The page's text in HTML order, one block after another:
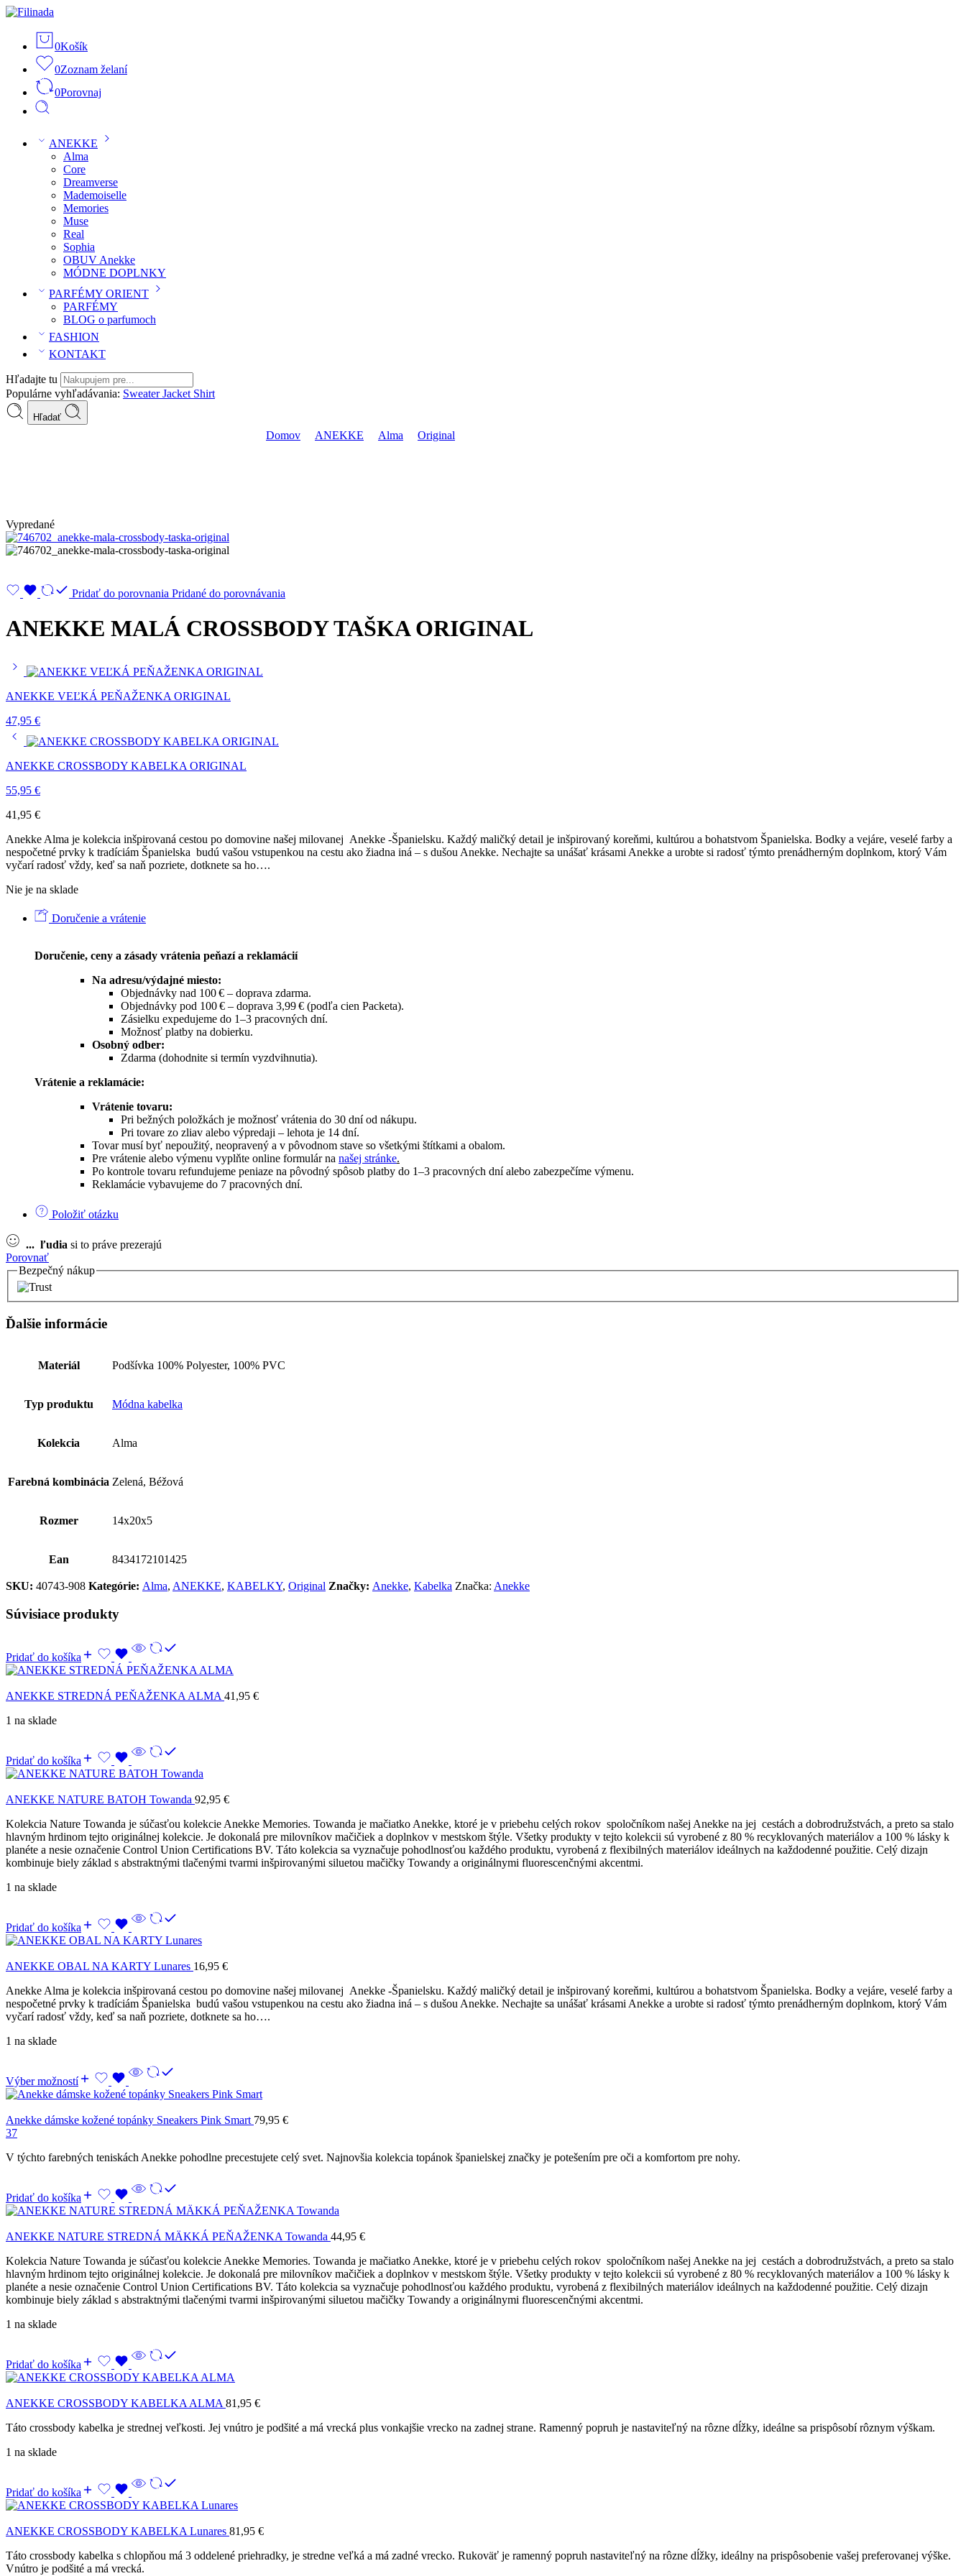
0Košík
0Zoznam želaní
0Porovnaj
ANEKKE
Alma
Core
Dreamverse
Mademoiselle
Memories
Muse
Real
Sophia
OBUV Anekke
MÓDNE DOPLNKY
PARFÉMY ORIENT
PARFÉMY
BLOG o parfumoch
FASHION
KONTAKT
Hľadajte tu
Populárne vyhľadávania: SweaterJacket Shirt
Hľadať
Domov ANEKKE Alma Original
Vypredané
Pridať do porovnania Pridané do porovnávania
ANEKKE MALÁ CROSSBODY TAŠKA ORIGINAL
ANEKKE VEĽKÁ PEŇAŽENKA ORIGINAL
47,95 €
ANEKKE CROSSBODY KABELKA ORIGINAL
55,95 €
41,95 €
Anekke Alma je kolekcia inšpirovaná cestou po domovine našej milovanej Anekke -Španielsku. Každý maličký detail je inšpirovaný koreňmi, kultúrou a bohatstvom Španielska. Bodky a vejáre, veselé farby a
nespočetné prvky k tradíciám Španielska budú vašou vstupenkou na cestu ako žiadna iná – s dušou Anekke. Nechajte sa unášať krásami Anekke a urobte si radosť týmto prenádherným doplnkom, ktorý Vám
vyčarí radosť vždy, keď sa naň pozriete, dotknete sa ho….
Nie je na sklade
Doručenie a vrátenie
Doručenie, ceny a zásady vrátenia peňazí a reklamácií
Na adresu/výdajné miesto:
Objednávky nad 100 € – doprava zdarma.
Objednávky pod 100 € – doprava 3,99 € (podľa cien Packeta).
Zásielku expedujeme do 1–3 pracovných dní.
Možnosť platby na dobierku.
Osobný odber:
Zdarma (dohodnite si termín vyzdvihnutia).
Vrátenie a reklamácie:
Vrátenie tovaru:
Pri bežných položkách je možnosť vrátenia do 30 dní od nákupu.
Pri tovare zo zliav alebo výpredaji – lehota je 14 dní.
Tovar musí byť nepoužitý, neopravený a v pôvodnom stave so všetkými štítkami a obalom.
Pre vrátenie alebo výmenu vyplňte online formulár na našej stránke.
Po kontrole tovaru refundujeme peniaze na pôvodný spôsob platby do 1–3 pracovných dní alebo zabezpečíme výmenu.
Reklamácie vybavujeme do 7 pracovných dní.
Položiť otázku
... ľudia si to práve prezerajú
Porovnať
Bezpečný nákup
Ďalšie informácie
Materiál Podšívka 100% Polyester, 100% PVC
Typ produktu Módna kabelka
Kolekcia Alma
Farebná kombinácia Zelená, Béžová
Rozmer 14x20x5
Ean 8434172101425
SKU: 40743-908 Kategórie: Alma, ANEKKE, KABELKY, Original Značky: Anekke, Kabelka Značka: Anekke
Súvisiace produkty
Pridať do košíka
ANEKKE STREDNÁ PEŇAŽENKA ALMA 41,95 €
1 na sklade
Pridať do košíka
ANEKKE NATURE BATOH Towanda 92,95 €
Kolekcia Nature Towanda je súčasťou kolekcie Anekke Memories. Towanda je mačiatko Anekke, ktoré je v priebehu celých rokov spoločníkom našej Anekke na jej cestách a dobrodružstvách, a preto sa stalo
hlavným hrdinom tejto originálnej kolekcie. Je dokonalá pre milovníkov mačičiek a doplnkov v mestskom štýle. Všetky produkty v tejto kolekcii sú vyrobené z 80 % recyklovaných materiálov a 100 % lásky k
planéte a nesie označenie Control Union Certifications BV. Táto kolekcia sa vyznačuje pohodlnosťou každého produktu, vyrobená z flexibilných materiálov ideálnych na každodenné použitie. Celý dizajn
kombinuje biely základ s abstraktnými tlačenými tvarmi inšpirovanými siluetou mačičky Towandy a originálnymi fluorescenčnými akcentmi.
1 na sklade
Pridať do košíka
ANEKKE OBAL NA KARTY Lunares 16,95 €
Anekke Alma je kolekcia inšpirovaná cestou po domovine našej milovanej Anekke -Španielsku. Každý maličký detail je inšpirovaný koreňmi, kultúrou a bohatstvom Španielska. Bodky a vejáre, veselé farby a
nespočetné prvky k tradíciám Španielska budú vašou vstupenkou na cestu ako žiadna iná – s dušou Anekke. Nechajte sa unášať krásami Anekke a urobte si radosť týmto prenádherným doplnkom, ktorý Vám
vyčarí radosť vždy, keď sa naň pozriete, dotknete sa ho….
1 na sklade
Výber možností
Anekke dámske kožené topánky Sneakers Pink Smart 79,95 €
37
V týchto farebných teniskách Anekke pohodlne precestujete celý svet. Najnovšia kolekcia topánok španielskej značky je potešením pre oči a komfortom pre nohy.
Pridať do košíka
ANEKKE NATURE STREDNÁ MÄKKÁ PEŇAŽENKA Towanda 44,95 €
Kolekcia Nature Towanda je súčasťou kolekcie Anekke Memories. Towanda je mačiatko Anekke, ktoré je v priebehu celých rokov spoločníkom našej Anekke na jej cestách a dobrodružstvách, a preto sa stalo
hlavným hrdinom tejto originálnej kolekcie. Je dokonalá pre milovníkov mačičiek a doplnkov v mestskom štýle. Všetky produkty v tejto kolekcii sú vyrobené z 80 % recyklovaných materiálov a 100 % lásky k
planéte a nesie označenie Control Union Certifications BV. Táto kolekcia sa vyznačuje pohodlnosťou každého produktu, vyrobená z flexibilných materiálov ideálnych na každodenné použitie. Celý dizajn
kombinuje biely základ s abstraktnými tlačenými tvarmi inšpirovanými siluetou mačičky Towandy a originálnymi fluorescenčnými akcentmi.
1 na sklade
Pridať do košíka
ANEKKE CROSSBODY KABELKA ALMA 81,95 €
Táto crossbody kabelka je strednej veľkosti. Jej vnútro je podšité a má vrecká plus vonkajšie vrecko na zadnej strane. Ramenný popruh je nastaviteľný na rôzne dĺžky, ideálne sa prispôsobí rôznym výškam.
1 na sklade
Pridať do košíka
ANEKKE CROSSBODY KABELKA Lunares 81,95 €
Táto crossbody kabelka s chlopňou má 3 oddelené priehradky, je stredne veľká a má zadné vrecko. Rukoväť je ramenný popruh nastaviteľný na rôzne dĺžky, ideálny na prispôsobenie vašej preferovanej výške.
Vnútro je podšité a má vrecká.